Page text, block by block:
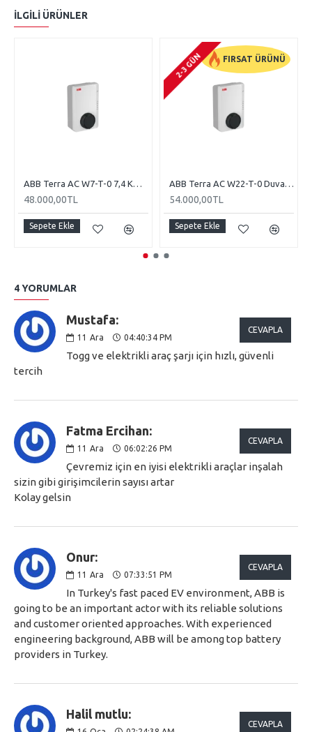
İLGILI ÜRÜNLER
48.000,00TL
Sepete Ekle
FIRSAT ÜRÜNÜ
2-3 GÜN
54.000,00TL
Sepete Ekle
4 YORUMLAR
Mustafa:
11 Ara 04:40:34 PM
CEVAPLA
Togg ve elektrikli araç şarjı için hızlı, güvenli
tercih
Fatma Ercihan:
11 Ara 06:02:26 PM
CEVAPLA
Çevremiz için en iyisi elektrikli araçlar inşalah
sizin gibi girişimcilerin sayısı artar
Kolay gelsin
Onur:
11 Ara 07:33:51 PM
CEVAPLA
In Turkey's fast paced EV environment, ABB is
going to be an important actor with its reliable solutions
and customer oriented approaches. With experienced
engineering background, ABB will be among top battery
providers in Turkey.
Halil mutlu:
CEVAPLA